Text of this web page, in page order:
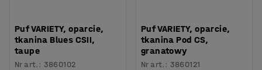
Puf VARIETY, oparcie,
tkanina Blues CSII,
taupe
Nr art. : 3860102
Puf VARIETY, oparcie,
tkanina Pod CS,
granatowy
Nr art. : 3860121